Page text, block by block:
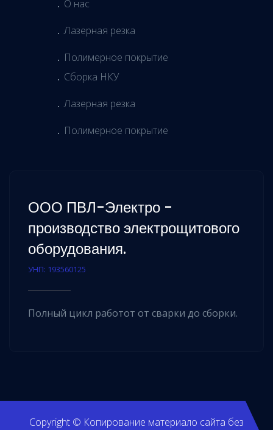
О нас
Лазерная резка
Полимерное покрытие
Сборка НКУ
Лазерная резка
Полимерное покрытие
ООО ПВЛ-Электро -
производство электрощитового
оборудования.
УНП: 193560125
Полный цикл работот от сварки до сборки.
Copyright © Копирование материало сайта без